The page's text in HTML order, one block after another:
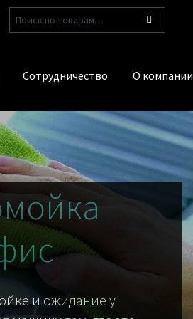
Искать:
Сотрудничество О компании
и ожидание у